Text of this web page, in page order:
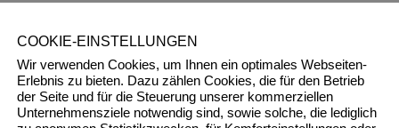
Eigenschaften hat das Temperatur und die Luftfeuchtigkeit
Baustoff das nicht zu ersetzen ist. Allerdings muss es
oder Ähnliches. Da verliert das Holz seine
Am besten Blockhausbauweise.
COOKIE-EINSTELLUNGEN
Wir verwenden Cookies, um Ihnen ein optimales Webseiten-
Erlebnis zu bieten. Dazu zählen Cookies, die für den Betrieb
der Seite und für die Steuerung unserer kommerziellen
Unternehmensziele notwendig sind, sowie solche, die lediglich